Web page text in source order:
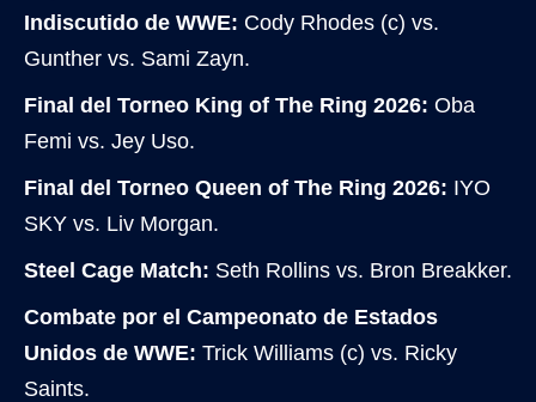
Indiscutido de WWE: Cody Rhodes (c) vs.
Gunther vs. Sami Zayn.
Final del Torneo King of The Ring 2026: Oba
Femi vs. Jey Uso.
Final del Torneo Queen of The Ring 2026: IYO
SKY vs. Liv Morgan.
Steel Cage Match: Seth Rollins vs. Bron Breakker.
Combate por el Campeonato de Estados
Unidos de WWE: Trick Williams (c) vs. Ricky
Saints.